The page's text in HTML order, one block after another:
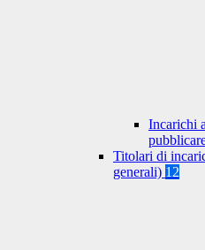
Incarichi
Titolari di
generali) 12